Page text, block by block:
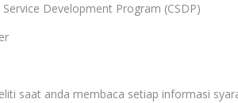
Development Program (CSDP)
saat anda membaca setiap informasi